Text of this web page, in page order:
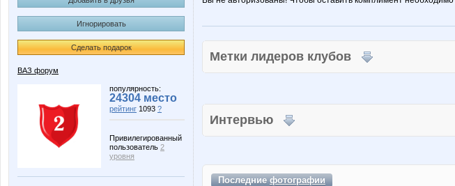
Игнорировать
Сделать подарок
ВАЗ форум
популярность:
24304 место
рейтинг 1093 ?
Привилегированный
пользователь 2
уровня
Метки лидеров клубов
Интервью
Последниефотографии